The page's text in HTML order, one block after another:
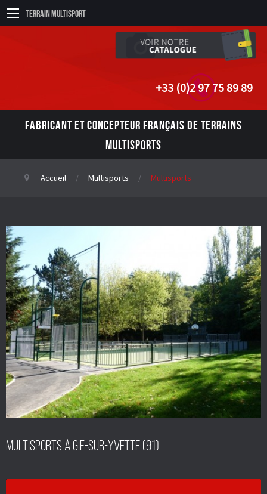
Terrain Multisport
+33 (0)2 97 75 89 89
FABRICANT ET CONCEPTEUR FRANÇAIS DE TERRAINS
MULTISPORTS
Accueil Multisports Multisports
Multisports à Gif-sur-Yvette (91)